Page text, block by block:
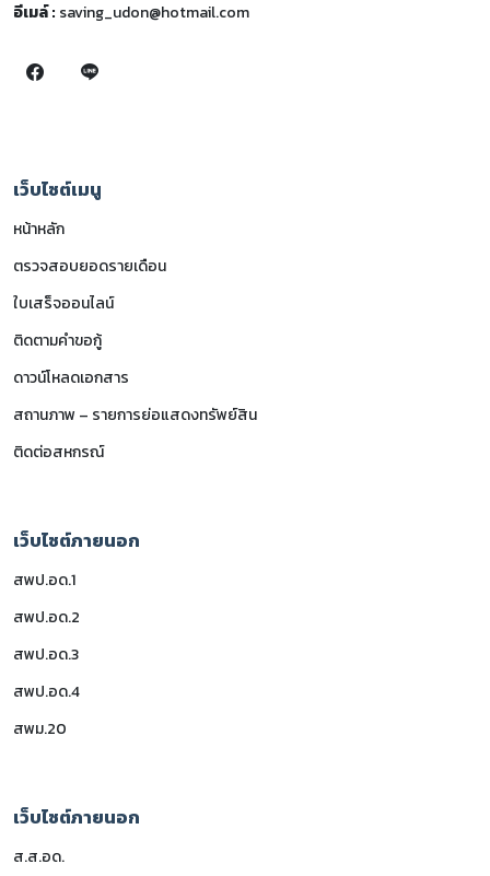
อีเมล์ : saving_udon@hotmail.com
เว็บไซต์เมนู
หน้าหลัก
ตรวจสอบยอดรายเดือน
ใบเสร็จออนไลน์
ติดตามคำขอกู้
ดาวน์โหลดเอกสาร
สถานภาพ – รายการย่อแสดงทรัพย์สิน
ติดต่อสหกรณ์
เว็บไซต์ภายนอก
สพป.อด.1
สพป.อด.2
สพป.อด.3
สพป.อด.4
สพม.20
เว็บไซต์ภายนอก
ส.ส.อด.